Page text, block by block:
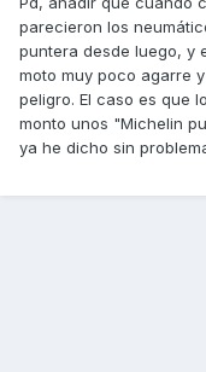
parecieron los
puntera desde luego, y
moto muy poco agarre
peligro. El caso es que
monto unos "Michelin
ya he dicho sin